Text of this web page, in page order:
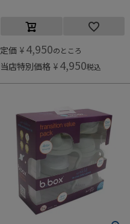
定価 ¥ 4,950のところ
当店特別価格 ¥ 4,950税込